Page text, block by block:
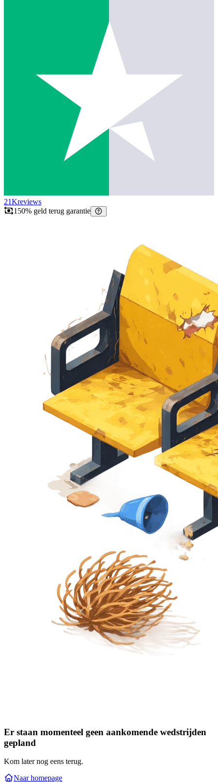
21Kreviews
150% geld terug garantie
Er staan momenteel geen aankomende wedstrijden
gepland
Kom later nog eens terug.
Naar homepage